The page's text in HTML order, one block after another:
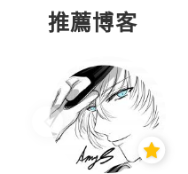
推薦博客